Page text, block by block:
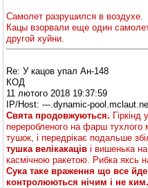
Самолет разрушился в воздухе.
Кацы взорвали еще один
другой хуйни.
Re: У кацов упал Ан-148
КОД
11 лютого 2018 19:37:59
IP/Host: ---.dynamic-
Свята продовжуються. Гіркінд
переробленого на фарш тухлого
тушок, і передрікає подальше
тушка велікакаців і вишенька
касмічною ракетою. Рибка яксь
Сука таке враження що все
контролюються нічим і не ким.